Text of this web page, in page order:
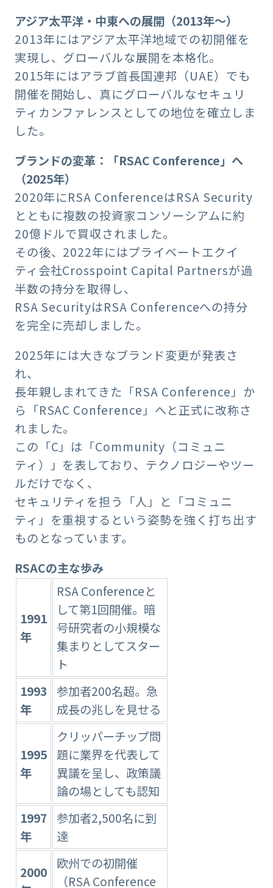
アジア太平洋・中東への展開（2013年〜）
2013年にはアジア太平洋地域での初開催を
実現し、グローバルな展開を本格化。
2015年にはアラブ首長国連邦（UAE）でも
開催を開始し、真にグローバルなセキュリ
ティカンファレンスとしての地位を確立しま
した。
ブランドの変革：「RSAC Conference」へ
（2025年）
2020年にRSA ConferenceはRSA Security
とともに複数の投資家コンソーシアムに約
20億ドルで買収されました。
その後、2022年にはプライベートエクイ
ティ会社Crosspoint Capital Partnersが過
半数の持分を取得し、
RSA SecurityはRSA Conferenceへの持分
を完全に売却しました。
2025年には大きなブランド変更が発表さ
れ、
長年親しまれてきた「RSA Conference」か
ら「RSAC Conference」へと正式に改称さ
れました。
この「C」は「Community（コミュニ
ティ）」を表しており、テクノロジーやツー
ルだけでなく、
セキュリティを担う「人」と「コミュニ
ティ」を重視するという姿勢を強く打ち出す
ものとなっています。
RSACの主な歩み
1991
年
RSA Conferenceと
して第1回開催。暗
号研究者の小規模な
集まりとしてスター
ト
1993
年
参加者200名超。急
成長の兆しを見せる
1995
年
クリッパーチップ問
題に業界を代表して
異議を呈し、政策議
論の場としても認知
1997
年
参加者2,500名に到
達
2000
欧州での初開催
（RSA Conference